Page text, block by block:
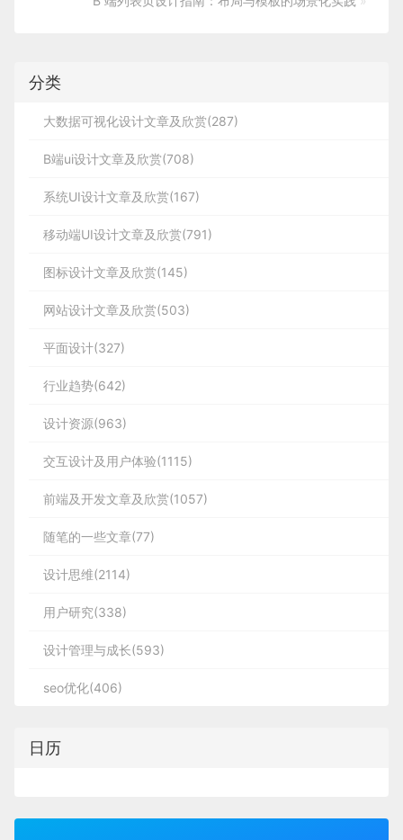
分类
大数据可视化设计文章及欣赏(287)
B端ui设计文章及欣赏(708)
系统UI设计文章及欣赏(167)
移动端UI设计文章及欣赏(791)
图标设计文章及欣赏(145)
网站设计文章及欣赏(503)
平面设计(327)
行业趋势(642)
设计资源(963)
交互设计及用户体验(1115)
前端及开发文章及欣赏(1057)
随笔的一些文章(77)
设计思维(2114)
用户研究(338)
设计管理与成长(593)
seo优化(406)
日历